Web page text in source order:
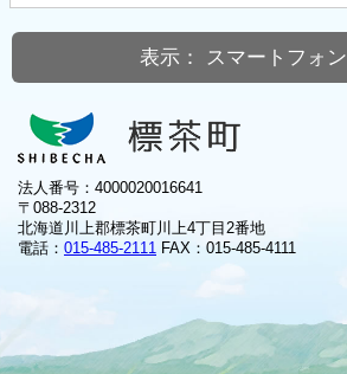
表示： スマートフォン
法人番号：4000020016641
〒088-2312
北海道川上郡標茶町川上4丁目2番地
電話： 015-485-2111 FAX：015-485-4111